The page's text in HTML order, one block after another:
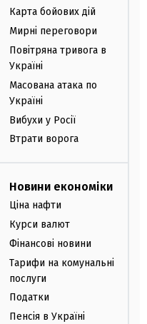
Карта бойових дій
Мирні переговори
Повітряна тривога в
Україні
Масована атака по
Україні
Вибухи у Росії
Втрати ворога
Новини економіки
Ціна нафти
Курси валют
Фінансові новини
Тарифи на комунальні
послуги
Податки
Пенсія в Україні